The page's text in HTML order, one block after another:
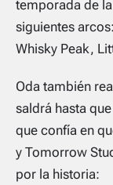
temporada de
siguientes
Whisky Peak,
Oda también
saldrá hasta
que confía en
y Tomorrow
por la historia: